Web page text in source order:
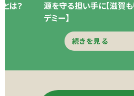
は？
源を守る担い手に【滋賀も
デミー】
続きを見る